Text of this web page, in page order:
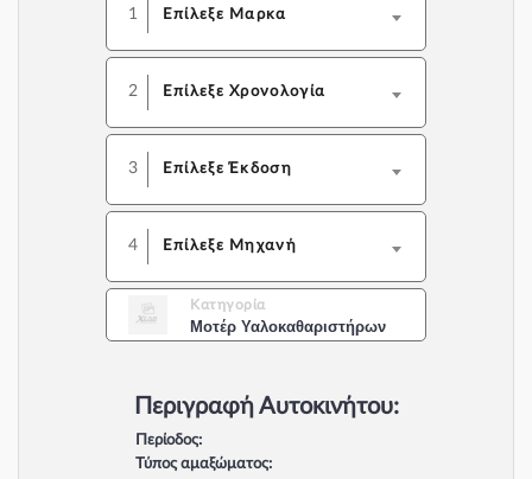
1 Επίλεξε Μαρκα
2 Επίλεξε Χρονολογία
3 Επίλεξε Έκδοση
4 Επίλεξε Μηχανή
Κατηγορία
Μοτέρ Υαλοκαθαριστήρων
Περιγραφή Αυτοκινήτου:
Περίοδος:
Τύπος αμαξώματος: